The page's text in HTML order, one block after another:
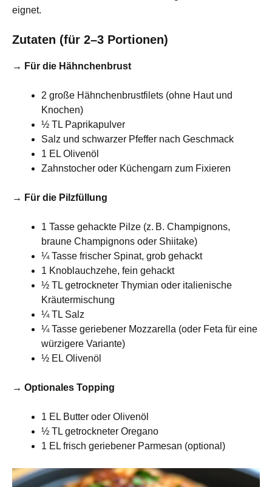
eignet.
Zutaten (für 2–3 Portionen)
→ Für die Hähnchenbrust
2 große Hähnchenbrustfilets (ohne Haut und
Knochen)
½ TL Paprikapulver
Salz und schwarzer Pfeffer nach Geschmack
1 EL Olivenöl
Zahnstocher oder Küchengarn zum Fixieren
→ Für die Pilzfüllung
1 Tasse gehackte Pilze (z. B. Champignons,
braune Champignons oder Shiitake)
¼ Tasse frischer Spinat, grob gehackt
1 Knoblauchzehe, fein gehackt
½ TL getrockneter Thymian oder italienische
Kräutermischung
¼ TL Salz
¼ Tasse geriebener Mozzarella (oder Feta für eine
würzigere Variante)
½ EL Olivenöl
→ Optionales Topping
1 EL Butter oder Olivenöl
½ TL getrockneter Oregano
1 EL frisch geriebener Parmesan (optional)